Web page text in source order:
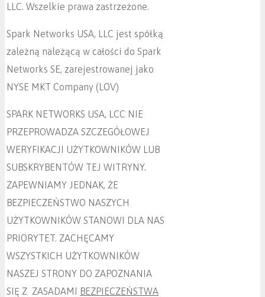
LLC. Wszelkie prawa zastrzeżone.
Spark Networks USA, LLC jest spółką
zależną należącą w całości do Spark
Networks SE, zarejestrowanej jako
NYSE MKT Company (LOV)
SPARK NETWORKS USA, LCC NIE
PRZEPROWADZA SZCZEGÓŁOWEJ
WERYFIKACJI UŻYTKOWNIKÓW LUB
SUBSKRYBENTÓW TEJ WITRYNY.
ZAPEWNIAMY JEDNAK, ŻE
BEZPIECZEŃSTWO NASZYCH
UŻYTKOWNIKÓW STANOWI DLA NAS
PRIORYTET. ZACHĘCAMY
WSZYSTKICH UŻYTKOWNIKÓW
NASZEJ STRONY DO ZAPOZNANIA
SIĘ Z ZASADAMI BEZPIECZEŃSTWA